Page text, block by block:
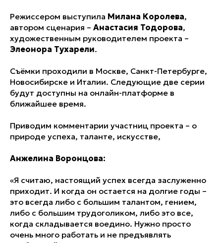
Режиссером выступила Милана Королева,
автором сценария – Анастасия Тодорова,
художественным руководителем проекта –
Элеонора Тухарели.
Съёмки проходили в Москве, Санкт-Петербурге,
Новосибирске и Италии. Следующие две серии
будут доступны на онлайн-платформе в
ближайшее время.
Приводим комментарии участниц проекта – о
природе успеха, таланте, искусстве,
Анжелина Воронцова:
«Я считаю, настоящий успех всегда заслуженно
приходит. И когда он остается на долгие годы –
это всегда либо с большим талантом, гением,
либо с большим трудоголиком, либо это все,
когда складывается воедино. Нужно просто
очень много работать и не предъявлять